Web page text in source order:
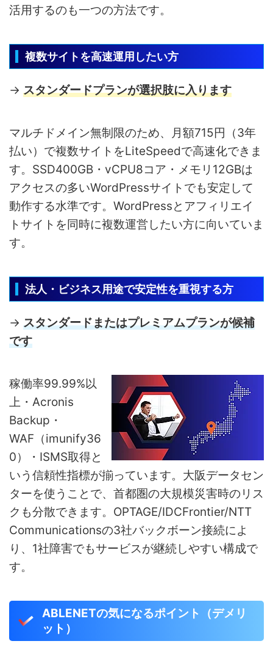
活用するのも一つの方法です。
複数サイトを高速運用したい方
→ スタンダードプランが選択肢に入ります
マルチドメイン無制限のため、月額715円（3年
払い）で複数サイトをLiteSpeedで高速化できま
す。SSD400GB・vCPU8コア・メモリ12GBは
アクセスの多いWordPressサイトでも安定して
動作する水準です。WordPressとアフィリエイ
トサイトを同時に複数運営したい方に向いていま
す。
法人・ビジネス用途で安定性を重視する方
→ スタンダードまたはプレミアムプランが候補
です
稼働率99.99%以
上・Acronis
Backup・
WAF（imunify36
0）・ISMS取得と
いう信頼性指標が揃っています。大阪データセン
ターを使うことで、首都圏の大規模災害時のリス
クも分散できます。OPTAGE/IDCFrontier/NTT
Communicationsの3社バックボーン接続によ
り、1社障害でもサービスが継続しやすい構成で
す。
ABLENETの気になるポイント（デメリ
ット）